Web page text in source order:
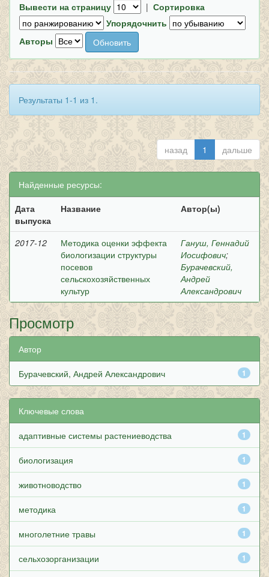
Вывести на страницу | Сортировка
Упорядочнить
Авторы
Результаты 1-1 из 1.
назад 1 дальше
Найденные ресурсы:
Дата
выпуска
Название Автор(ы)
2017-12
Методика оценки эффекта
биологизации структуры
посевов
сельскохозяйственных
культур
Гануш, Геннадий
Иосифович;
Бурачевский,
Андрей
Александрович
Просмотр
Автор
1
Бурачевский, Андрей Александрович
Ключевые слова
1
адаптивные системы растениеводства
1
биологизация
1
животноводство
1
методика
1
многолетние травы
1
сельхозорганизации